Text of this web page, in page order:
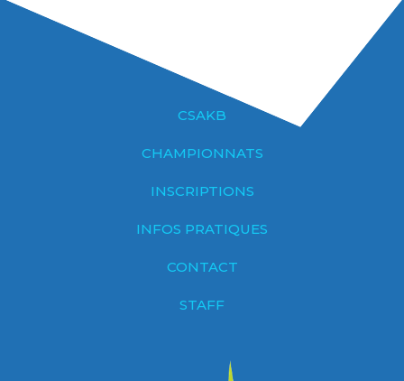
CSAKB
CHAMPIONNATS
INSCRIPTIONS
INFOS PRATIQUES
CONTACT
STAFF